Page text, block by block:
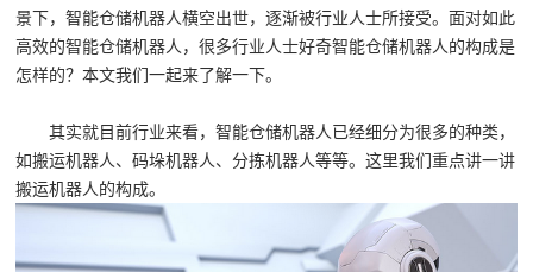
景下，智能仓储机器人横空出世，逐渐被行业人士所接受。面对如此
高效的智能仓储机器人，很多行业人士好奇智能仓储机器人的构成是
怎样的？本文我们一起来了解一下。
其实就目前行业来看，智能仓储机器人已经细分为很多的种类，
如搬运机器人、码垛机器人、分拣机器人等等。这里我们重点讲一讲
搬运机器人的构成。